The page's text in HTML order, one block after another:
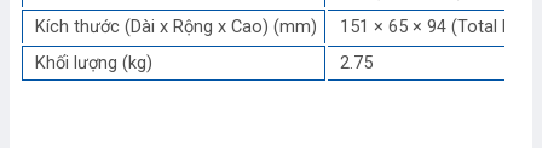
Kích thước (Dài x Rộng x Cao) (mm)
151 × 65 × 94 (Total
Khối lượng (kg)
2.75